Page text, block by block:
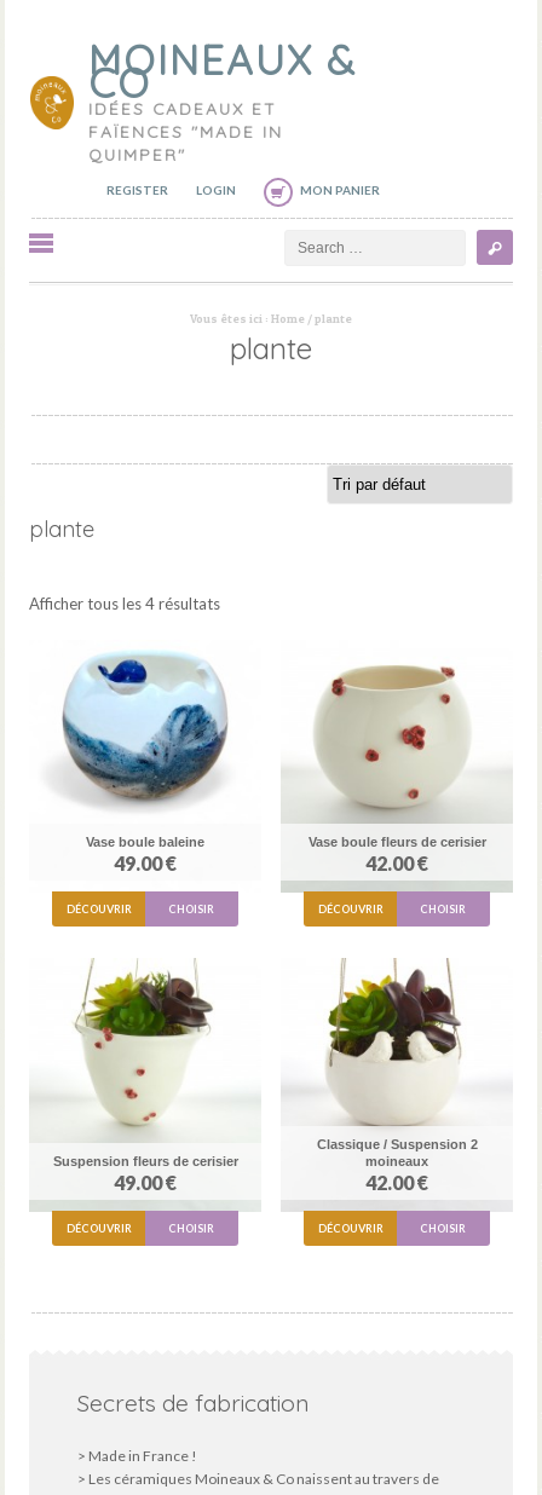
MOINEAUX &
CO
IDÉES CADEAUX ET
FAÏENCES "MADE IN
QUIMPER"
REGISTER LOGIN MON PANIER
Vous êtes ici : Home /plante
plante
plante
Afficher tous les 4 résultats
Vase boule baleine
49.00 €
DÉCOUVRIR CHOISIR
Vase boule fleurs de cerisier
42.00 €
DÉCOUVRIR CHOISIR
Suspension fleurs de cerisier
49.00 €
DÉCOUVRIR CHOISIR
Classique / Suspension 2
moineaux
42.00 €
DÉCOUVRIR CHOISIR
Secrets de fabrication
> Made in France !
> Les céramiques Moineaux & Co naissent au travers de